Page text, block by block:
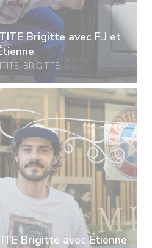
Brigitte avec F.J et
Brigitte avec Étienne